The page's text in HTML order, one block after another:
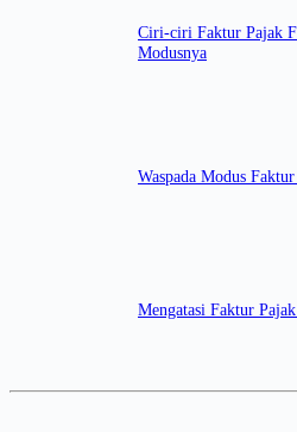
Ciri-ciri Faktur Pajak
Modusnya
Waspada Modus
Mengatasi Faktur